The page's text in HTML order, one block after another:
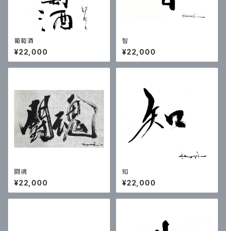
葡萄酒
¥22,000
智
¥22,000
闘魂
¥22,000
知
¥22,000